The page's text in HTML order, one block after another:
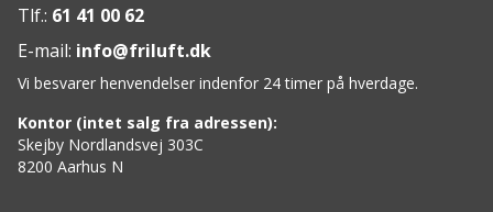
Tlf.: 61 41 00 62
E-mail: info@friluft.dk
Vi besvarer henvendelser indenfor 24 timer på hverdage.
Kontor (intet salg fra adressen):
Skejby Nordlandsvej 303C
8200 Aarhus N